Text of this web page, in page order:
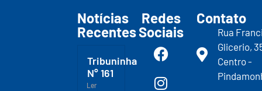
Notícias
Recentes
Tribuninha
N° 161
Ler
Redes
Sociais
Contato
Rua
Glicerio,
Centro -